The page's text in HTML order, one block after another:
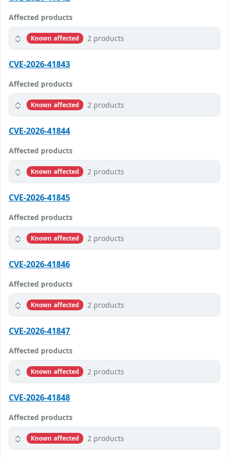
Affected products
Known affected 2 products
CVE-2026-41843
Affected products
Known affected 2 products
CVE-2026-41844
Affected products
Known affected 2 products
CVE-2026-41845
Affected products
Known affected 2 products
CVE-2026-41846
Affected products
Known affected 2 products
CVE-2026-41847
Affected products
Known affected 2 products
CVE-2026-41848
Affected products
Known affected 2 products